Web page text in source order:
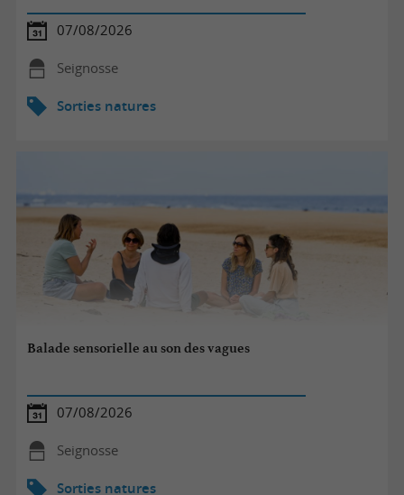
07/08/2026
Seignosse
Sorties natures
Balade sensorielle au son des vagues
07/08/2026
Seignosse
Sorties natures